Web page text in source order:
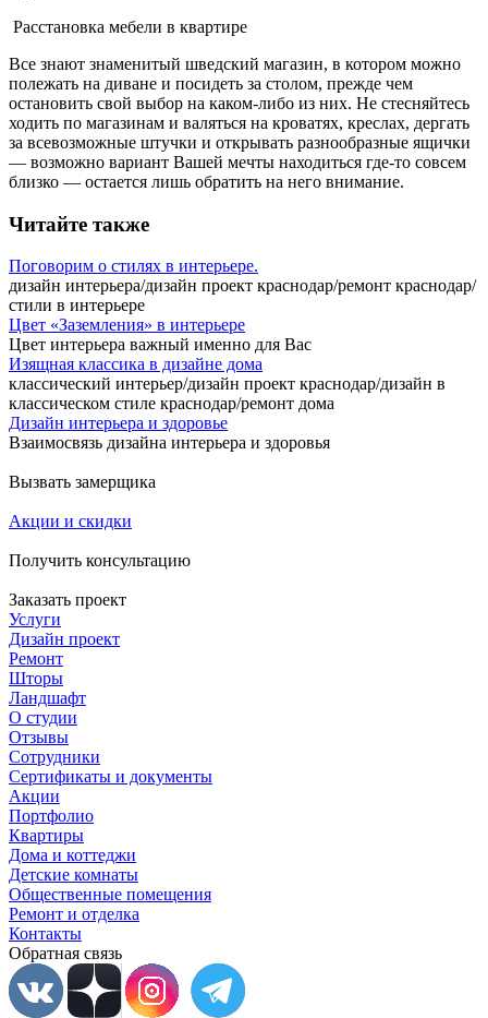
Расстановка мебели в квартире
Все знают знаменитый шведский магазин, в котором можно
полежать на диване и посидеть за столом, прежде чем
остановить свой выбор на каком-либо из них. Не стесняйтесь
ходить по магазинам и валяться на кроватях, креслах, дергать
за всевозможные штучки и открывать разнообразные ящички
— возможно вариант Вашей мечты находиться где-то совсем
близко — остается лишь обратить на него внимание.
Читайте также
Поговорим о стилях в интерьере.
дизайн интерьера/дизайн проект краснодар/ремонт краснодар/
стили в интерьере
Цвет «Заземления» в интерьере
Цвет интерьера важный именно для Вас
Изящная классика в дизайне дома
классический интерьер/дизайн проект краснодар/дизайн в
классическом стиле краснодар/ремонт дома
Дизайн интерьера и здоровье
Взаимосвязь дизайна интерьера и здоровья
Вызвать замерщика
Акции и скидки
Получить консультацию
Заказать проект
Услуги
Дизайн проект
Ремонт
Шторы
Ландшафт
О студии
Отзывы
Сотрудники
Сертификаты и документы
Акции
Портфолио
Квартиры
Дома и коттеджи
Детские комнаты
Общественные помещения
Ремонт и отделка
Контакты
Обратная связь